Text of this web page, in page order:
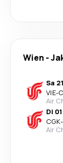
Wien -
Sa
VIE-
Air
Di
CGK-
Air